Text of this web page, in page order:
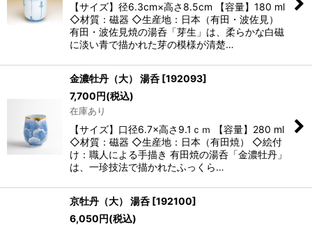
【サイズ】径6.3cm×高さ8.5cm 【容量】180 ml
◇材質：磁器 ◇生産地：日本（有田・波佐見）
有田・波佐見焼の湯呑「芽生」は、柔らかな白磁
に淡い青で描かれた芽の模様が清楚…
金濃牡丹（大） 湯呑 [192093]
7,700円(税込)
在庫あり
【サイズ】口径6.7×高さ9.1ｃｍ 【容量】280 ml
◇材質：磁器 ◇生産地：日本（有田焼） ◇絵付
け：職人による手描き 有田焼の湯呑「金濃牡丹」
は、一珍技法で描かれたふっくら…
京牡丹（大） 湯呑 [192100]
6,050円(税込)